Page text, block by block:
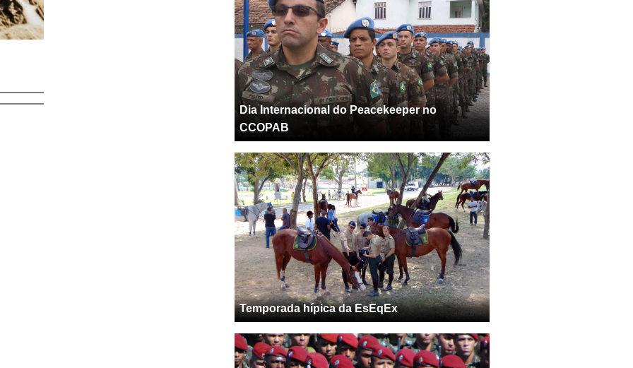
Dia Internacional do Peacekeeper no
CCOPAB
Temporada hípica da EsEqEx